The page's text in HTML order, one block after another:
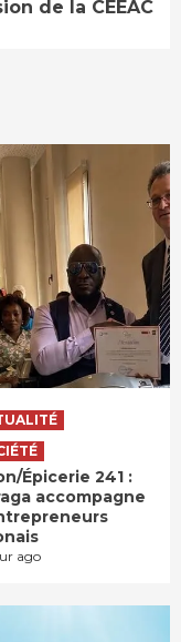
de la CEEAC
Épicerie 241 :
accompagne
ago